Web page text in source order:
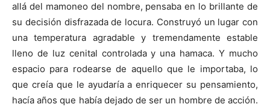
allá del mamoneo del nombre, pensaba en lo brillante de
su decisión disfrazada de locura. Construyó un lugar con
una temperatura agradable y tremendamente estable
lleno de luz cenital controlada y una hamaca. Y mucho
espacio para rodearse de aquello que le importaba, lo
que creía que le ayudaría a enriquecer su pensamiento,
hacía años que había dejado de ser un hombre de acción.